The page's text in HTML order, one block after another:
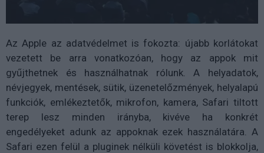
Az Apple az adatvédelmet is fokozta: újabb korlátokat
vezetett be arra vonatkozóan, hogy az appok mit
gyűjthetnek és használhatnak rólunk. A helyadatok,
névjegyek, mentések, sütik, üzenetelőzmények, helyalapú
funkciók, emlékeztetők, mikrofon, kamera, Safari tiltott
terep lesz minden irányba, kivéve ha konkrét
engedélyeket adunk az appoknak ezek használatára. A
Safari ezen felül a pluginek nélküli követést is blokkolja,